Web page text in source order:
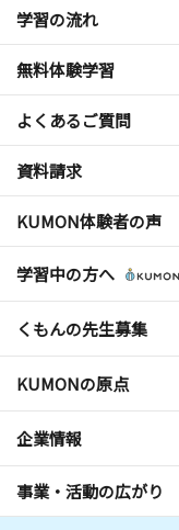
学習の流れ
無料体験学習
よくあるご質問
資料請求
KUMON体験者の声
学習中の方へ
くもんの先生募集
KUMONの原点
企業情報
事業・活動の広がり